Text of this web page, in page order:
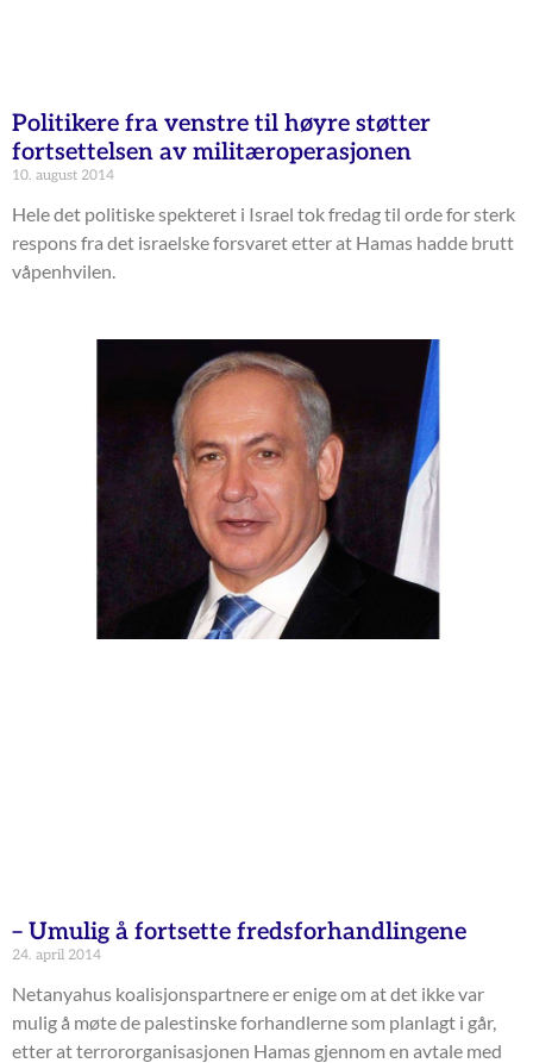
Politikere fra venstre til høyre støtter
fortsettelsen av militæroperasjonen
10. august 2014
Hele det politiske spekteret i Israel tok fredag til orde for sterk
respons fra det israelske forsvaret etter at Hamas hadde brutt
våpenhvilen.
– Umulig å fortsette fredsforhandlingene
24. april 2014
Netanyahus koalisjonspartnere er enige om at det ikke var
mulig å møte de palestinske forhandlerne som planlagt i går,
etter at terrororganisasjonen Hamas gjennom en avtale med